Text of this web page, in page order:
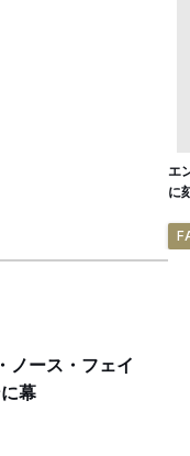
エ
に
ノース・フェイ
幕